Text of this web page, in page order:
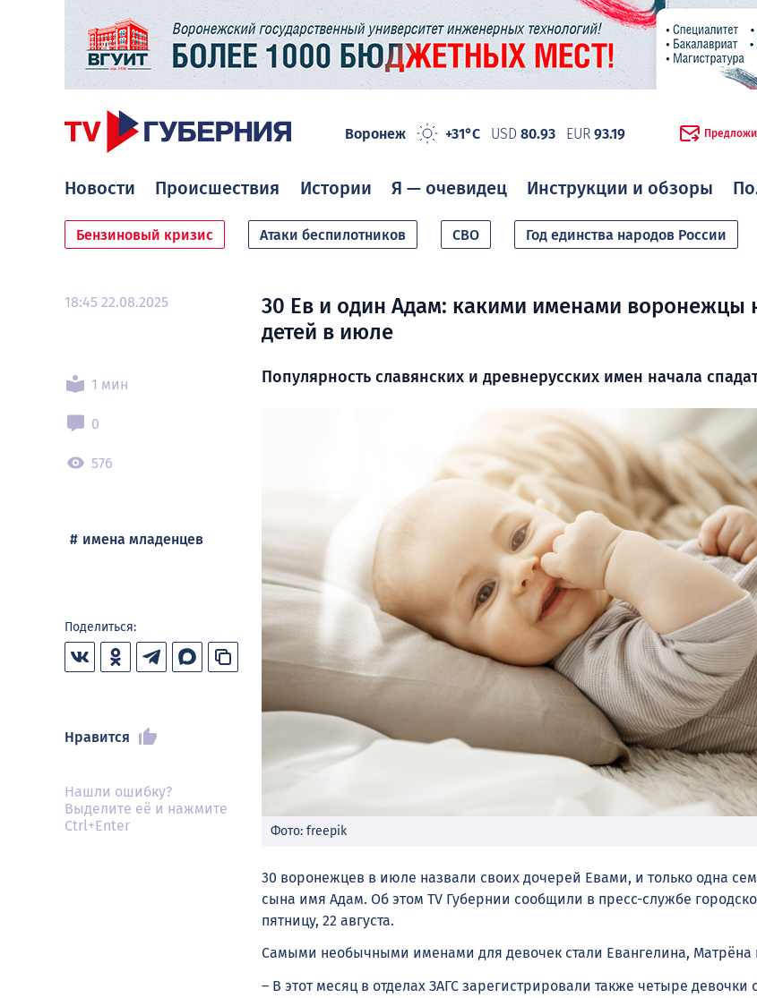
Воронеж +31°C USD 80.93 EUR 93.19
Новости Происшествия Истории Я — очевидец Инструкции и обзоры
Бензиновый кризис Атаки беспилотников СВО Год единства народов России
18:45 22.08.2025
1 мин
0
576
имена младенцев
Поделиться:
Нравится
Нашли ошибку?
Выделите её и нажмите
Ctrl+Enter
30 Ев и один Адам: какими именами воронежцы
детей в июле
Популярность славянских и древнерусских имен начала
Фото: freepik
30 воронежцев в июле назвали своих дочерей Евами, и только одна
сына имя Адам. Об этом TV Губернии сообщили в пресс-службе
пятницу, 22 августа.
Самыми необычными именами для девочек стали Евангелина, Матрёна
– В этот месяц в отделах ЗАГС зарегистрировали также четыре